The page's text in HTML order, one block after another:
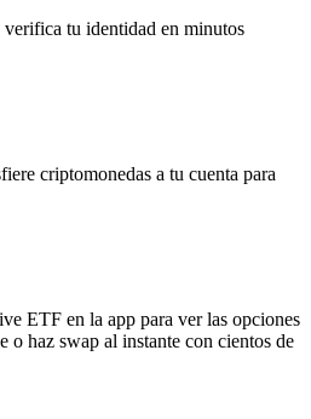
tu identidad en minutos
criptomonedas a tu cuenta para
ETF en la app para ver las opciones
o haz swap al instante con cientos de